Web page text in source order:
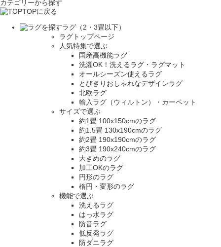
カテゴリーから探す
TOPに戻る
ラグ（2・3畳以下）
ラグトップページ
人気特集で選ぶ
国産高機能ラグ
洗濯OK！洗えるラグ・ラグマット
オールシーズン使えるラグ
とびきりおしゃれなデザインラグ
北欧ラグ
輸入ラグ（ウィルトン）・カーペット
サイズで選ぶ
約1畳 100x150cmのラグ
約1.5畳 130x190cmのラグ
約2畳 190x190cmのラグ
約3畳 190x240cmのラグ
大きめのラグ
加工OKのラグ
円形のラグ
楕円・変形のラグ
機能で選ぶ
洗えるラグ
はっ水ラグ
防音ラグ
低反発ラグ
防ダニラグ